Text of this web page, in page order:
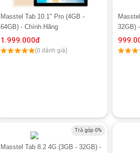
Masstel Tab 10.1" Pro (4GB -
64GB) - Chính Hãng
1.999.000đ
(0 đánh giá)
32GB)
Trả góp 0%
Masstel Tab 8.2 4G (3GB - 32GB) -